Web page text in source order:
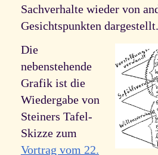
Sachverhalte wieder von
Gesichtspunkten dargestellt.
Die
nebenstehende
Grafik ist die
Wiedergabe von
Steiners Tafel-
Skizze zum
Vortrag vom 22.